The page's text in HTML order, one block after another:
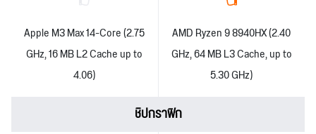
Apple M3 Max 14-Core (2.75
GHz, 16 MB L2 Cache up to
4.06)
AMD Ryzen 9 8940HX (2.40
GHz, 64 MB L3 Cache, up to
5.30 GHz)
ชิปกราฟิก